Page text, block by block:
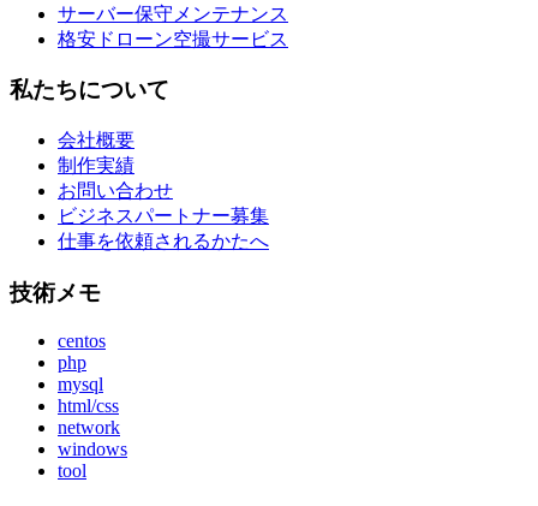
サーバー保守メンテナンス
格安ドローン空撮サービス
私たちについて
会社概要
制作実績
お問い合わせ
ビジネスパートナー募集
仕事を依頼されるかたへ
技術メモ
centos
php
mysql
html/css
network
windows
tool